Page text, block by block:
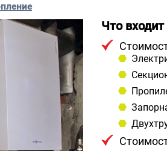
Что